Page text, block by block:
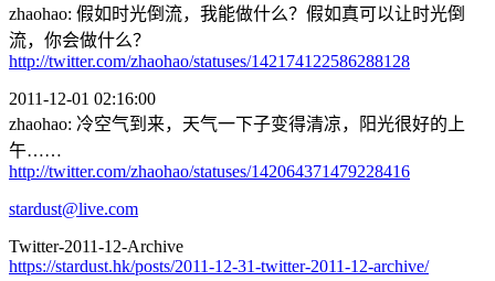
zhaohao: 假如时光倒流，我能做什么？假如真可以让时光倒
流，你会做什么？
http://twitter.com/zhaohao/statuses/142174122586288128
2011-12-01 02:16:00
zhaohao: 冷空气到来，天气一下子变得清凉，阳光很好的上
午……
http://twitter.com/zhaohao/statuses/142064371479228416
stardust@live.com
Twitter-2011-12-Archive
https://stardust.hk/posts/2011-12-31-twitter-2011-12-archive/